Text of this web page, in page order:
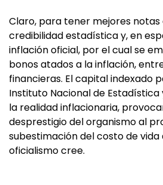
Claro, para tener mejores
credibilidad estadística y, en
inflación oficial, por el cual se
bonos atados a la inflación,
financieras. El capital indexado
Instituto Nacional de
la realidad inflacionaria,
desprestigio del organismo al
subestimación del costo de vida
oficialismo cree.